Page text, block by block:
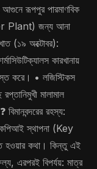
রূপপুর পারমাণবিক
Plant) জন্য আনা
(১৯ অক্টোবর):
কারখানায়
করে। • লজিস্টিকস
রপ্তানিমুখী মালামাল
রহস্য:
কেপিআই স্থাপনা (Key
কথা। কিন্তু এই
এরপরই বিপর্যয়: মাত্র